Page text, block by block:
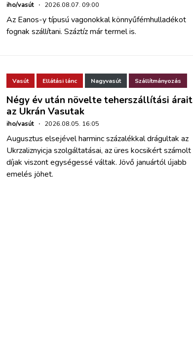
iho/vasút · 2026.08.07. 09:00
Az Eanos-y típusú vagonokkal könnyűfémhulladékot
fognak szállítani. Száztíz már termel is.
Vasút Ellátási lánc Nagyvasút Szállítmányozás
Négy év után növelte teherszállítási árait
az Ukrán Vasutak
iho/vasút · 2026.08.05. 16:05
Augusztus elsejével harminc százalékkal drágultak az
Ukrzaliznyicja szolgáltatásai, az üres kocsikért számolt
díjak viszont egységessé váltak. Jövő januártól újabb
emelés jöhet.